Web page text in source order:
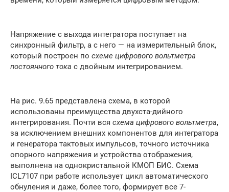
Напряжение с выхода интегратора поступает на
синхронный фильтр, а с него — на измерительный блок,
который построен по схеме цифрового вольтметра
постоянного тока с двойным интегрированием.
На рис. 9.65 представлена схема, в которой
использованы преимущества двухста-дийного
интегрирования. Почти вся схема цифрового вольтметра,
за исключением внешних компонентов для интегратора
и генератора тактовых импульсов, точного источника
опорного напряжения и устройства отображения,
выполнена на однокристальной КМОП БИС. Схема
ICL7107 при работе использует цикл автоматического
обнуления и даже, более того, формирует все 7-